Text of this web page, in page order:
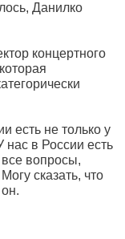
Данилко
концертного
есть не только у
нас в России есть
вопросы,
сказать, что